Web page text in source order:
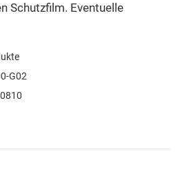
Schutzfilm. Eventuelle
G02